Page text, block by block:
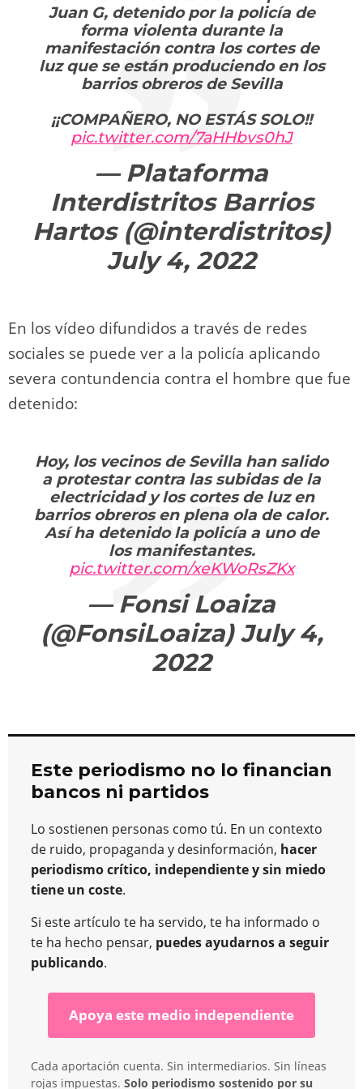
Juan G, detenido por la policía de
forma violenta durante la
manifestación contra los cortes de
luz que se están produciendo en los
barrios obreros de Sevilla
¡¡COMPAÑERO, NO ESTÁS SOLO!!
pic.twitter.com/7aHHbvs0hJ
— Plataforma
Interdistritos Barrios
Hartos (@interdistritos)
July 4, 2022
En los vídeo difundidos a través de redes
sociales se puede ver a la policía aplicando
severa contundencia contra el hombre que fue
detenido:
Hoy, los vecinos de Sevilla han salido
a protestar contra las subidas de la
electricidad y los cortes de luz en
barrios obreros en plena ola de calor.
Así ha detenido la policía a uno de
los manifestantes.
pic.twitter.com/xeKWoRsZKx
— Fonsi Loaiza
(@FonsiLoaiza)July 4,
2022
Este periodismo no lo financian
bancos ni partidos
Lo sostienen personas como tú. En un contexto
de ruido, propaganda y desinformación, hacer
periodismo crítico, independiente y sin miedo
tiene un coste.
Si este artículo te ha servido, te ha informado o
te ha hecho pensar, puedes ayudarnos a seguir
publicando.
Apoya este medio independiente
Cada aportación cuenta. Sin intermediarios. Sin líneas
rojas impuestas. Solo periodismo sostenido por su